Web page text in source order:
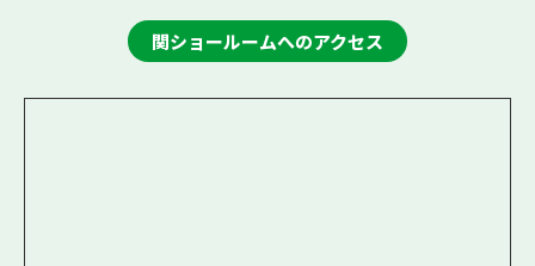
関ショールームへのアクセス